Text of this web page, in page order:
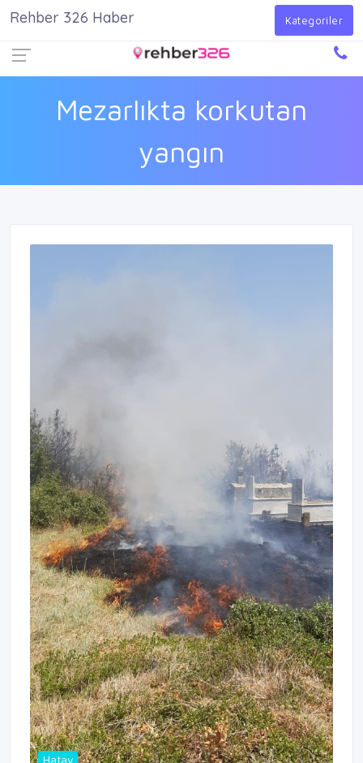
Giriş Yap
Mezarlıkta korkutan
yangın
Rehber 326 Haber Kategoriler
Hatay